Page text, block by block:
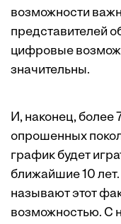
возможности
представителей
цифровые
значительны.
И, наконец, более
опрошенных
график будет
ближайшие 10
называют этот
возможностью. С